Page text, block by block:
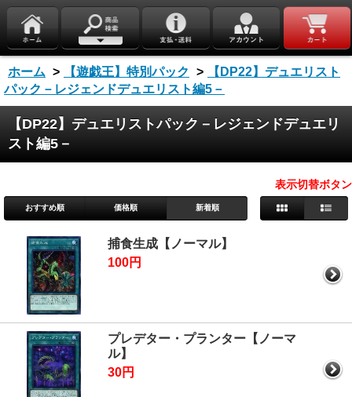
ホーム > 【遊戯王】特別パック >
【DP22】デュエリスト
パック－レジェンドデュエリスト編5－
【DP22】デュエリストパック－レジェンドデュエリ
スト編5－
表示切替ボタン
おすすめ順 価格順 新着順
捕食生成【ノーマル】
100円
プレデター・プランター【ノーマ
ル】
30円